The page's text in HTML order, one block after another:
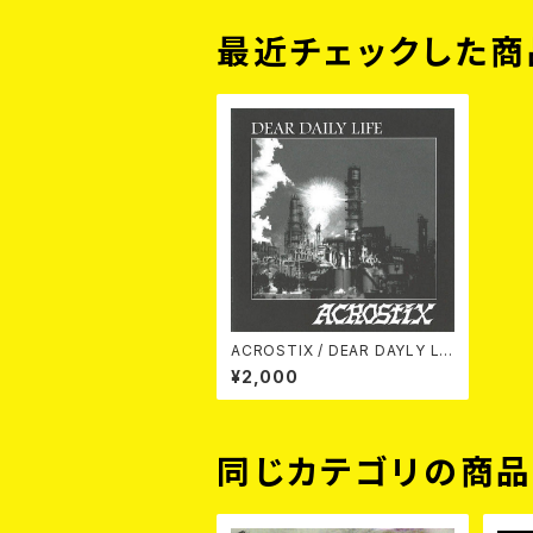
最近チェックした商
ACROSTIX / DEAR DAYLY LIF
E CD
¥2,000
同じカテゴリの商品